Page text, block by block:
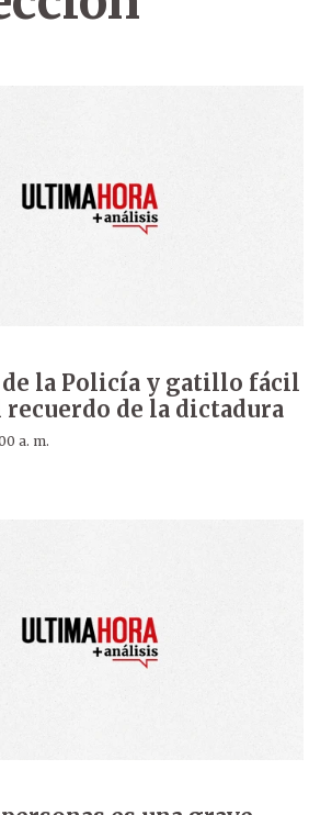
la Policía y gatillo fácil
recuerdo de la dictadura
a. m.